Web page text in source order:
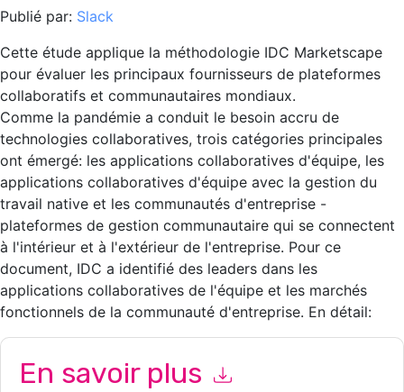
Publié par: Slack
Cette étude applique la méthodologie IDC Marketscape
pour évaluer les principaux fournisseurs de plateformes
collaboratifs et communautaires mondiaux.
Comme la pandémie a conduit le besoin accru de
technologies collaboratives, trois catégories principales
ont émergé: les applications collaboratives d'équipe, les
applications collaboratives d'équipe avec la gestion du
travail native et les communautés d'entreprise -
plateformes de gestion communautaire qui se connectent
à l'intérieur et à l'extérieur de l'entreprise. Pour ce
document, IDC a identifié des leaders dans les
applications collaboratives de l'équipe et les marchés
fonctionnels de la communauté d'entreprise. En détail:
En savoir plus